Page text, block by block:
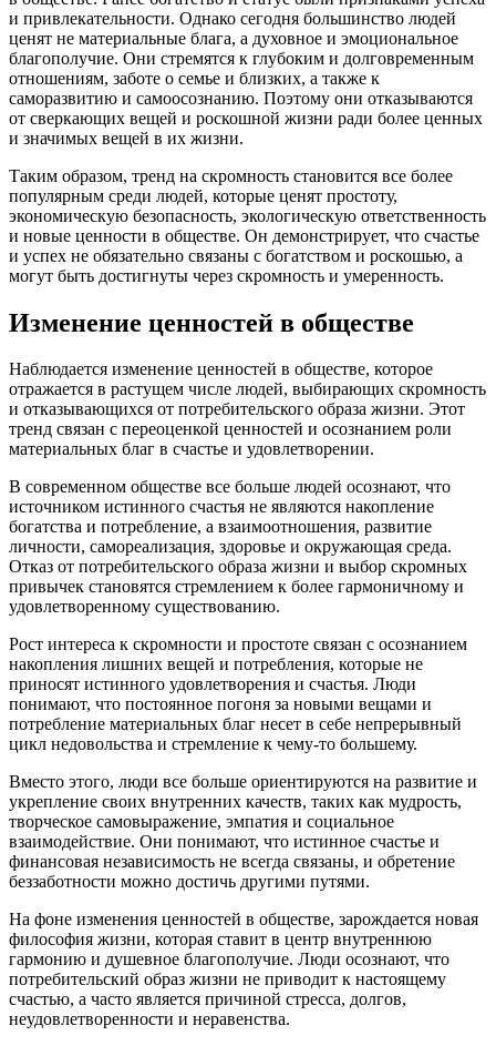
и привлекательности. Однако сегодня большинство людей
ценят не материальные блага, а духовное и эмоциональное
благополучие. Они стремятся к глубоким и долговременным
отношениям, заботе о семье и близких, а также к
саморазвитию и самоосознанию. Поэтому они отказываются
от сверкающих вещей и роскошной жизни ради более ценных
и значимых вещей в их жизни.
Таким образом, тренд на скромность становится все более
популярным среди людей, которые ценят простоту,
экономическую безопасность, экологическую ответственность
и новые ценности в обществе. Он демонстрирует, что счастье
и успех не обязательно связаны с богатством и роскошью, а
могут быть достигнуты через скромность и умеренность.
Изменение ценностей в обществе
Наблюдается изменение ценностей в обществе, которое
отражается в растущем числе людей, выбирающих скромность
и отказывающихся от потребительского образа жизни. Этот
тренд связан с переоценкой ценностей и осознанием роли
материальных благ в счастье и удовлетворении.
В современном обществе все больше людей осознают, что
источником истинного счастья не являются накопление
богатства и потребление, а взаимоотношения, развитие
личности, самореализация, здоровье и окружающая среда.
Отказ от потребительского образа жизни и выбор скромных
привычек становятся стремлением к более гармоничному и
удовлетворенному существованию.
Рост интереса к скромности и простоте связан с осознанием
накопления лишних вещей и потребления, которые не
приносят истинного удовлетворения и счастья. Люди
понимают, что постоянное погоня за новыми вещами и
потребление материальных благ несет в себе непрерывный
цикл недовольства и стремление к чему-то большему.
Вместо этого, люди все больше ориентируются на развитие и
укрепление своих внутренних качеств, таких как мудрость,
творческое самовыражение, эмпатия и социальное
взаимодействие. Они понимают, что истинное счастье и
финансовая независимость не всегда связаны, и обретение
беззаботности можно достичь другими путями.
На фоне изменения ценностей в обществе, зарождается новая
философия жизни, которая ставит в центр внутреннюю
гармонию и душевное благополучие. Люди осознают, что
потребительский образ жизни не приводит к настоящему
счастью, а часто является причиной стресса, долгов,
неудовлетворенности и неравенства.